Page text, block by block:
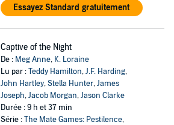
Essayez Standard gratuitement
Captive of the Night
De : Meg Anne, K. Loraine
Lu par :Teddy Hamilton,J.F. Harding,
John Hartley,Stella Hunter,James
Joseph,Jacob Morgan,Jason Clarke
Durée : 9 h et 37 min
Série :The Mate Games: Pestilence,